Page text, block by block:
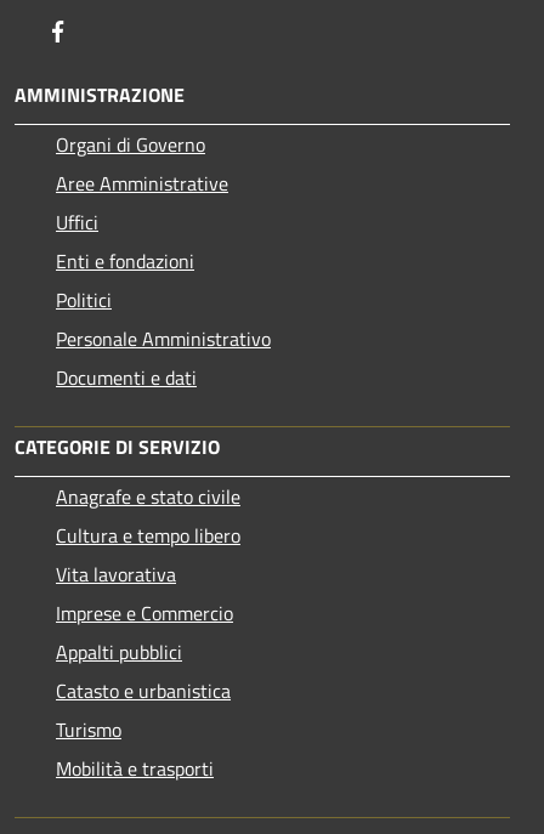
AMMINISTRAZIONE
Organi di Governo
Aree Amministrative
Uffici
Enti e fondazioni
Politici
Personale Amministrativo
Documenti e dati
CATEGORIE DI SERVIZIO
Anagrafe e stato civile
Cultura e tempo libero
Vita lavorativa
Imprese e Commercio
Appalti pubblici
Catasto e urbanistica
Turismo
Mobilità e trasporti